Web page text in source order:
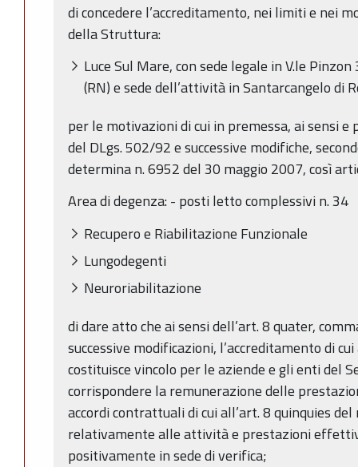
di concedere l’accreditamento, nei limiti e nei
della Struttura:
Luce Sul Mare, con sede legale in V.le
(RN) e sede dell’attività in Santarcangelo di
per le motivazioni di cui in premessa, ai sensi
del DLgs. 502/92 e successive modifiche,
determina n. 6952 del 30 maggio 2007, così
Area di degenza: - posti letto complessivi n. 34
Recupero e Riabilitazione Funzionale
Lungodegenti
Neuroriabilitazione
di dare atto che ai sensi dell’art. 8 quater,
successive modificazioni, l’accreditamento di
costituisce vincolo per le aziende e gli enti del
corrispondere la remunerazione delle
accordi contrattuali di cui all’art. 8 quinquies
relativamente alle attività e prestazioni
positivamente in sede di verifica;